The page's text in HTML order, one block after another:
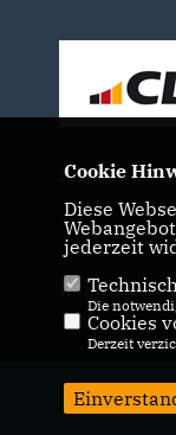
Nils Kößler -
IMPRESSUM
Cookie
Diese
jederzeit
Die
Cookies
Derzeit